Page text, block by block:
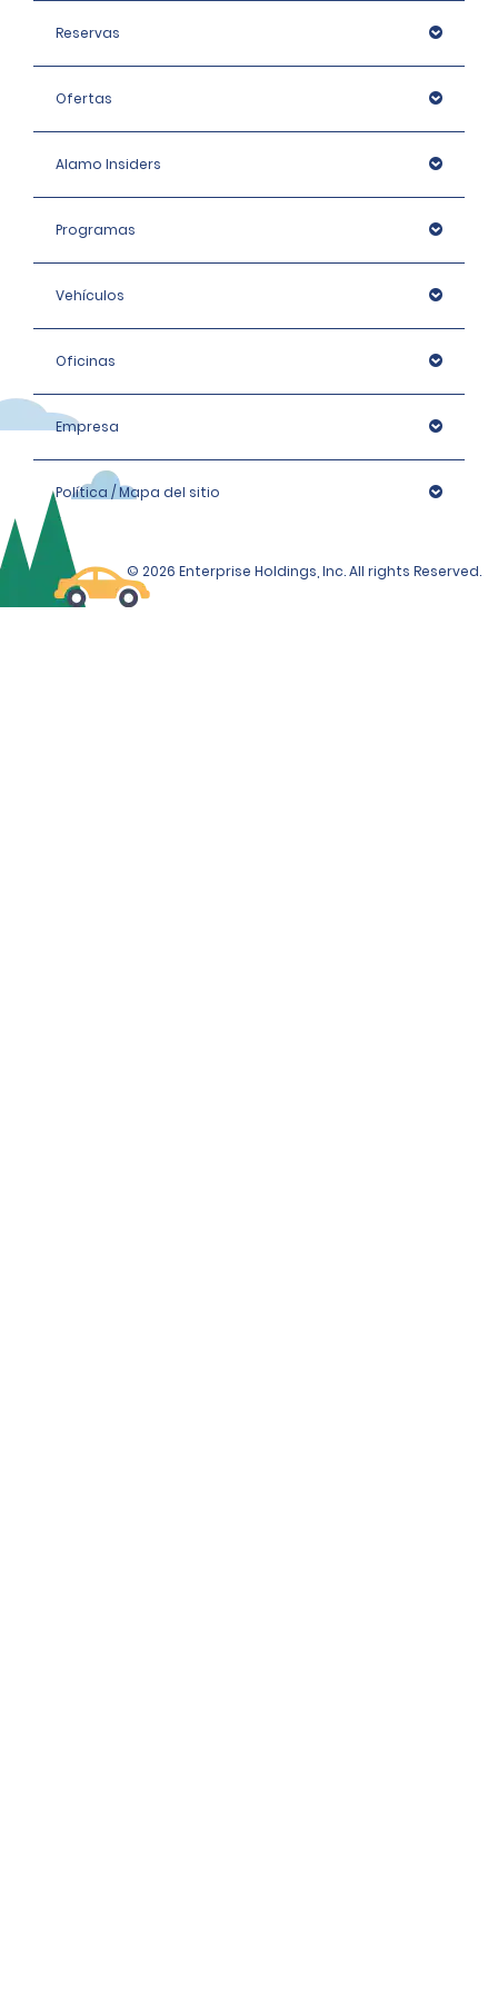
Reservas
Ofertas
Alamo Insiders
Programas
Vehículos
Oficinas
Empresa
Política / Mapa del sitio
© 2026 Enterprise Holdings, Inc. All rights Reserved.